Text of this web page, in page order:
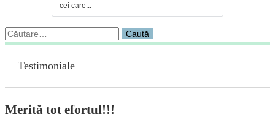
cei care...
Caută
după:
Testimoniale
Merită tot efortul!!!